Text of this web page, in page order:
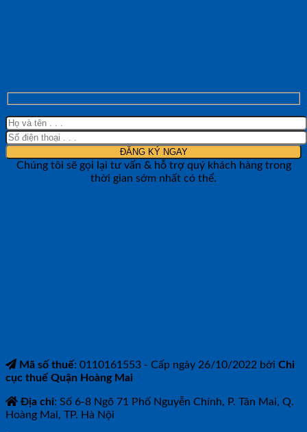
Chúng tôi sẽ gọi lại tư vấn & hỗ trợ quý khách hàng trong
thời gian sớm nhất có thể.
Mã số thuế: 0110161553 - Cấp ngày 26/10/2022 bởi Chi
cục thuế Quận Hoàng Mai
Địa chỉ: Số 6-8 Ngõ 71 Phố Nguyễn Chính, P. Tân Mai, Q.
Hoàng Mai, TP. Hà Nội